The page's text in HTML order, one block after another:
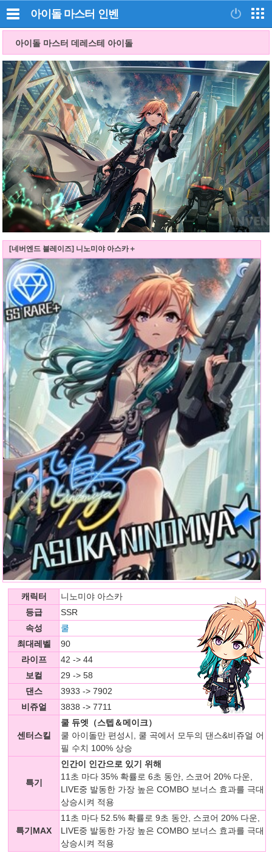
아이돌 마스터 인벤
아이돌 마스터 데레스테 아이돌
[네버엔드 블레이즈] 니노미야 아스카＋
캐릭터
니노미야 아스카
등급
SSR
속성
쿨
최대레벨
90
라이프
42 -> 44
보컬
29 -> 58
댄스
3933 -> 7902
비쥬얼
3838 -> 7711
센터스킬
쿨 듀엣（스텝＆메이크）
쿨 아이돌만 편성시, 쿨 곡에서 모두의 댄스&비쥬얼 어
필 수치 100% 상승
특기
인간이 인간으로 있기 위해
11초 마다 35% 확률로 6초 동안, 스코어 20% 다운,
LIVE중 발동한 가장 높은 COMBO 보너스 효과를 극대
상승시켜 적용
특기MAX
11초 마다 52.5% 확률로 9초 동안, 스코어 20% 다운,
LIVE중 발동한 가장 높은 COMBO 보너스 효과를 극대
상승시켜 적용